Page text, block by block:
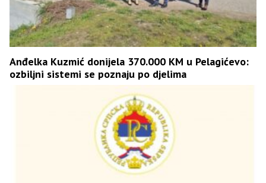
Anđelka Kuzmić donijela 370.000 KM u Pelagićevo:
ozbiljni sistemi se poznaju po djelima